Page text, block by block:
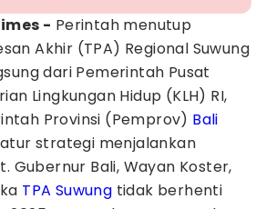
- Perintah menutup
Akhir (TPA) Regional Suwung
dari Pemerintah Pusat
Lingkungan Hidup (KLH) RI,
Provinsi (Pemprov) Bali
strategi menjalankan
Gubernur Bali, Wayan Koster,
TPA Suwung tidak berhenti